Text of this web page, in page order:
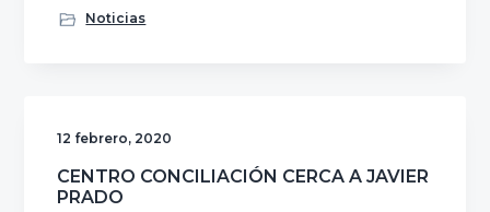
Noticias
12 febrero, 2020
CENTRO CONCILIACIÓN CERCA A JAVIER
PRADO